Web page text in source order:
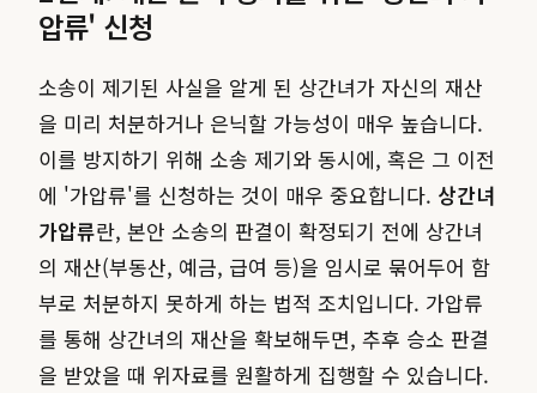
압류' 신청
소송이 제기된 사실을 알게 된 상간녀가 자신의 재산
을 미리 처분하거나 은닉할 가능성이 매우 높습니다.
이를 방지하기 위해 소송 제기와 동시에, 혹은 그 이전
에 '가압류'를 신청하는 것이 매우 중요합니다. 상간녀
가압류란, 본안 소송의 판결이 확정되기 전에 상간녀
의 재산(부동산, 예금, 급여 등)을 임시로 묶어두어 함
부로 처분하지 못하게 하는 법적 조치입니다. 가압류
를 통해 상간녀의 재산을 확보해두면, 추후 승소 판결
을 받았을 때 위자료를 원활하게 집행할 수 있습니다.